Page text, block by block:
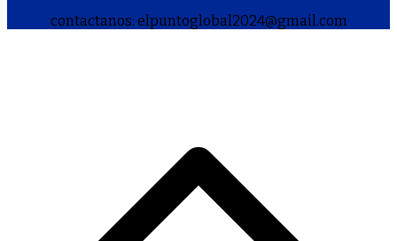
contactanos: elpuntoglobal2024@gmail.com